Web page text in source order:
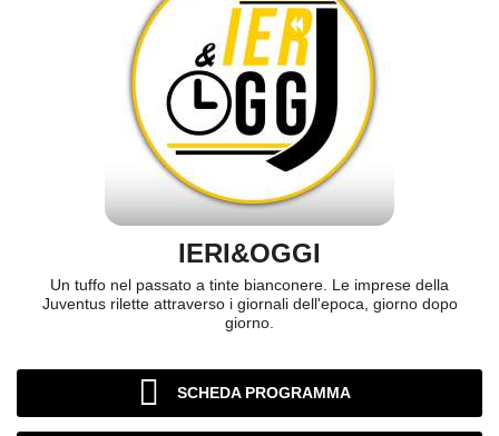
IERI&OGGI
Un tuffo nel passato a tinte bianconere. Le imprese della
Juventus rilette attraverso i giornali dell'epoca, giorno dopo
giorno.
SCHEDA PROGRAMMA